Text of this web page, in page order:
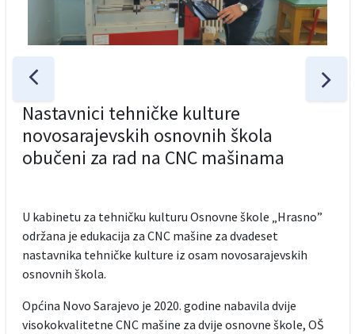
Nastavnici tehničke kulture
novosarajevskih osnovnih škola
obučeni za rad na CNC mašinama
U kabinetu za tehničku kulturu Osnovne škole „Hrasno”
održana je edukacija za CNC mašine za dvadeset
nastavnika tehničke kulture iz osam novosarajevskih
osnovnih škola.
Općina Novo Sarajevo je 2020. godine nabavila dvije
visokokvalitetne CNC mašine za dvije osnovne škole, OŠ